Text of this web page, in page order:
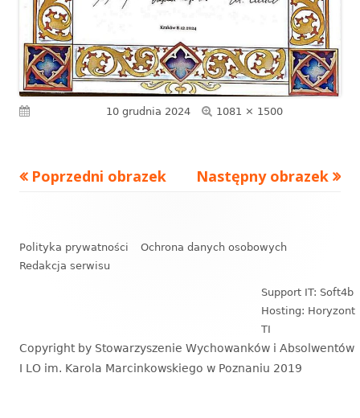
10 grudnia 2024
Pełny
1081 × 1500
Poprzedni obrazek Następny obrazek
stopki
Polityka prywatności
Ochrona danych osobowych
Redakcja serwisu
Support IT: Soft4b
Hosting: Horyzont
TI
Copyright by Stowarzyszenie Wychowanków i Absolwentów
I LO im. Karola Marcinkowskiego w Poznaniu 2019